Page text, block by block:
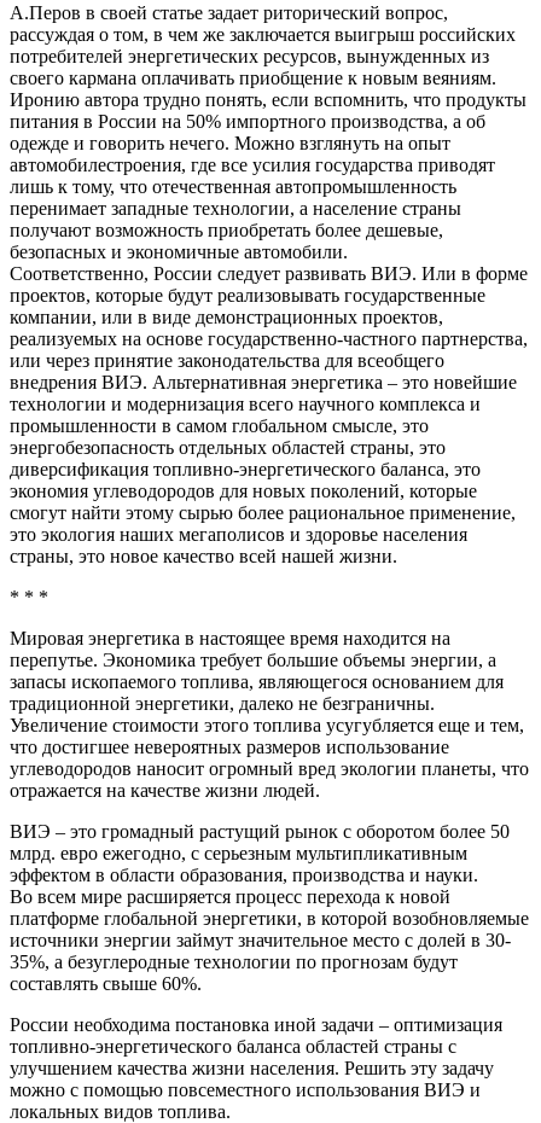
А.Перов в своей статье задает риторический вопрос,
рассуждая о том, в чем же заключается выигрыш российских
потребителей энергетических ресурсов, вынужденных из
своего кармана оплачивать приобщение к новым веяниям.
Иронию автора трудно понять, если вспомнить, что продукты
питания в России на 50% импортного производства, а об
одежде и говорить нечего. Можно взглянуть на опыт
автомобилестроения, где все усилия государства приводят
лишь к тому, что отечественная автопромышленность
перенимает западные технологии, а население страны
получают возможность приобретать более дешевые,
безопасных и экономичные автомобили.
Соответственно, России следует развивать ВИЭ. Или в форме
проектов, которые будут реализовывать государственные
компании, или в виде демонстрационных проектов,
реализуемых на основе государственно-частного партнерства,
или через принятие законодательства для всеобщего
внедрения ВИЭ. Альтернативная энергетика – это новейшие
технологии и модернизация всего научного комплекса и
промышленности в самом глобальном смысле, это
энергобезопасность отдельных областей страны, это
диверсификация топливно-энергетического баланса, это
экономия углеводородов для новых поколений, которые
смогут найти этому сырью более рациональное применение,
это экология наших мегаполисов и здоровье населения
страны, это новое качество всей нашей жизни.
* * *
Мировая энергетика в настоящее время находится на
перепутье. Экономика требует большие объемы энергии, а
запасы ископаемого топлива, являющегося основанием для
традиционной энергетики, далеко не безграничны.
Увеличение стоимости этого топлива усугубляется еще и тем,
что достигшее невероятных размеров использование
углеводородов наносит огромный вред экологии планеты, что
отражается на качестве жизни людей.
ВИЭ – это громадный растущий рынок с оборотом более 50
млрд. евро ежегодно, с серьезным мультипликативным
эффектом в области образования, производства и науки.
Во всем мире расширяется процесс перехода к новой
платформе глобальной энергетики, в которой возобновляемые
источники энергии займут значительное место с долей в 30-
35%, а безуглеродные технологии по прогнозам будут
составлять свыше 60%.
России необходима постановка иной задачи – оптимизация
топливно-энергетического баланса областей страны с
улучшением качества жизни населения. Решить эту задачу
можно с помощью повсеместного использования ВИЭ и
локальных видов топлива.